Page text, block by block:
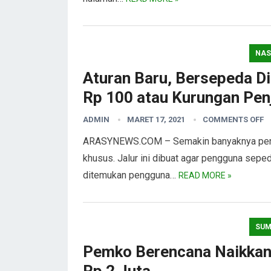
Aturan Baru, Bersepeda
Rp 100 atau Kurungan
ADMIN MARET 17, 2021 COMMENTS OFF
ARASYNEWS.COM – Semakin banyaknya
khusus. Jalur ini dibuat agar pengguna
ditemukan pengguna… READ MORE »
Pemko Berencana